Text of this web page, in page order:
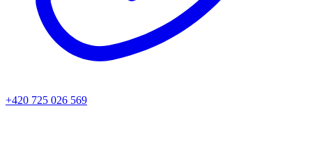
+420 725 026 569